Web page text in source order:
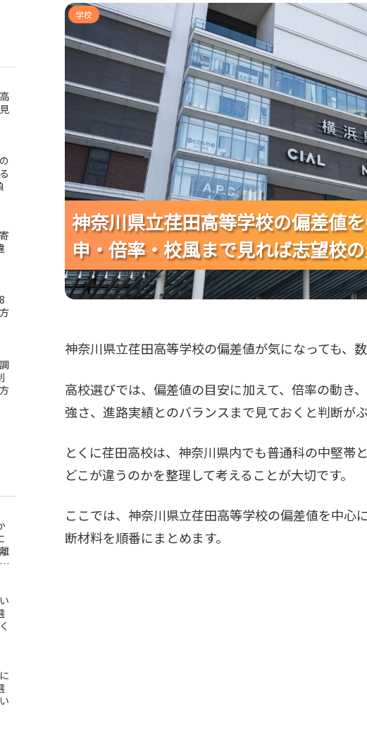
神奈川県立荏田高等学校の偏差値を判断する7つの材料｜
わる！
神奈川県立荏田高等学校の偏差値
申・倍率・校風まで見れば志望校
神奈川県立荏田高等学校の偏差値
申・倍率・校風まで見れば志望校
神奈川県立荏田高等学校の偏差値
申・倍率・校風まで見れば志望校
学校
神奈川県立荏田高等学校の偏差値が気になっても、
高校選びでは、偏差値の目安に加えて、倍率の動き
強さ、進路実績とのバランスまで見ておくと判断が
とくに荏田高校は、神奈川県内でも普通科の中堅帯
どこが違うのかを整理して考えることが大切です。
ここでは、神奈川県立荏田高等学校の偏差値を中心
断材料を順番にまとめます。